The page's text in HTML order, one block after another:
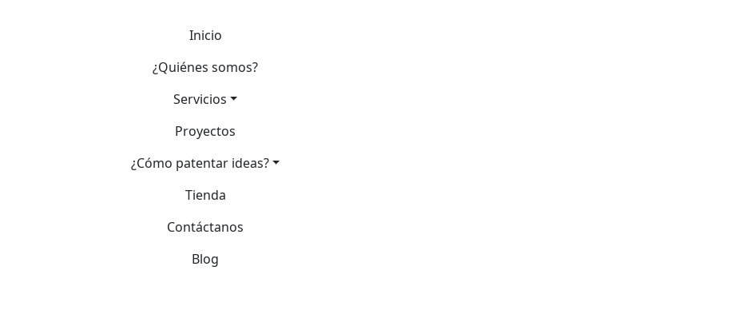
Inicio
¿Quiénes somos?
Servicios
Proyectos
¿Cómo patentar ideas?
Tienda
Contáctanos
Blog